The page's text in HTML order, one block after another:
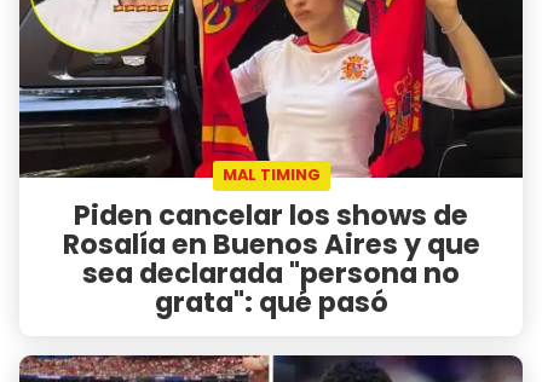
MAL TIMING
Piden cancelar los shows de
Rosalía en Buenos Aires y que
sea declarada "persona no
grata": qué pasó